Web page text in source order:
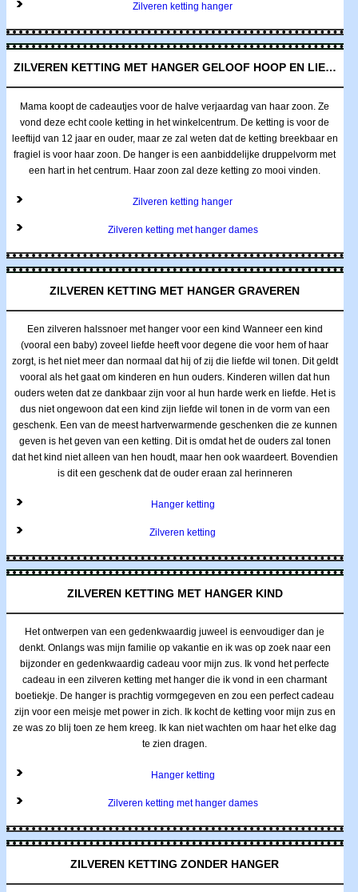
Zilveren ketting hanger
ZILVEREN KETTING MET HANGER GELOOF HOOP EN LIEFDE
Mama koopt de cadeautjes voor de halve verjaardag van haar zoon. Ze
vond deze echt coole ketting in het winkelcentrum. De ketting is voor de
leeftijd van 12 jaar en ouder, maar ze zal weten dat de ketting breekbaar en
fragiel is voor haar zoon. De hanger is een aanbiddelijke druppelvorm met
een hart in het centrum. Haar zoon zal deze ketting zo mooi vinden.
Zilveren ketting hanger
Zilveren ketting met hanger dames
ZILVEREN KETTING MET HANGER GRAVEREN
Een zilveren halssnoer met hanger voor een kind Wanneer een kind
(vooral een baby) zoveel liefde heeft voor degene die voor hem of haar
zorgt, is het niet meer dan normaal dat hij of zij die liefde wil tonen. Dit geldt
vooral als het gaat om kinderen en hun ouders. Kinderen willen dat hun
ouders weten dat ze dankbaar zijn voor al hun harde werk en liefde. Het is
dus niet ongewoon dat een kind zijn liefde wil tonen in de vorm van een
geschenk. Een van de meest hartverwarmende geschenken die ze kunnen
geven is het geven van een ketting. Dit is omdat het de ouders zal tonen
dat het kind niet alleen van hen houdt, maar hen ook waardeert. Bovendien
is dit een geschenk dat de ouder eraan zal herinneren
Hanger ketting
Zilveren ketting
ZILVEREN KETTING MET HANGER KIND
Het ontwerpen van een gedenkwaardig juweel is eenvoudiger dan je
denkt. Onlangs was mijn familie op vakantie en ik was op zoek naar een
bijzonder en gedenkwaardig cadeau voor mijn zus. Ik vond het perfecte
cadeau in een zilveren ketting met hanger die ik vond in een charmant
boetiekje. De hanger is prachtig vormgegeven en zou een perfect cadeau
zijn voor een meisje met power in zich. Ik kocht de ketting voor mijn zus en
ze was zo blij toen ze hem kreeg. Ik kan niet wachten om haar het elke dag
te zien dragen.
Hanger ketting
Zilveren ketting met hanger dames
ZILVEREN KETTING ZONDER HANGER